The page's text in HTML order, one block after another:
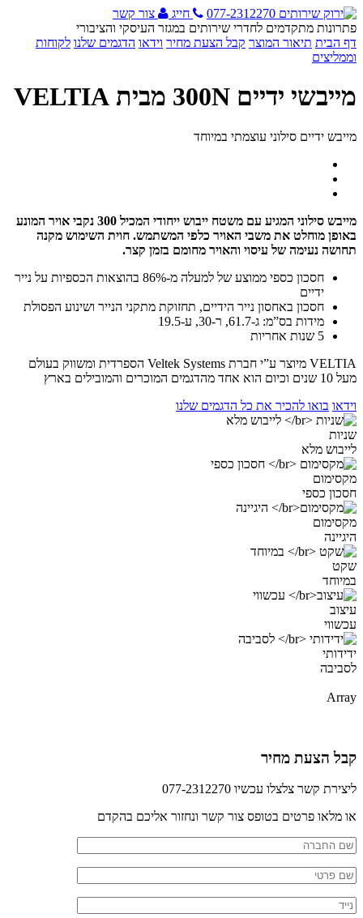
077-2312270 חייג
צור קשר
פתרונות מתקדמים לחדרי שירותים במגזר העיסקי והציבורי
דף הבית תיאור המוצר קבל הצעת מחיר וידאו הדגמים שלנו לקוחות
וממליצים
מייבשי ידיים 300N מבית VELTIA
מייבש ידיים סילוני עוצמתי במיוחד
מייבש סילוני המגיע עם משטח ייבוש ייחודי המכיל 300 נקבי אויר המונע
באופן מוחלט את משבי האויר כלפי המשתמש. חוית השימוש מקנה
תחושה נעימה של עיסוי והאויר מחומם בזמן קצר.
חסכון כספי ממוצע של למעלה מ-86% בהוצאות הכספיות על נייר
ידיים
חסכון באחסון נייר הידיים, תחזוקת מתקני הנייר ושינוע הפסולת
מידות בס”מ: ג-61.7, ר-30, ע-19.5
5 שנות אחריות
VELTIA מיוצר ע”י חברת Veltek Systems הספרדית ומשווק בעולם
מעל 10 שנים וכיום הוא אחד מהדגמים המוכרים והמובילים בארץ
וידאו בואו להכיר את כל הדגמים שלנו
שניות
לייבוש מלא
מקסימום
חסכון כספי
מקסימום
היגיינה
שקט
במיוחד
עיצוב
עכשווי
ידידותי
לסביבה
Array
קבל הצעת מחיר
ליצירת קשר צלצלו עכשיו 077-2312270
או מלאו פרטים בטופס צור קשר ונחזור אליכם בהקדם